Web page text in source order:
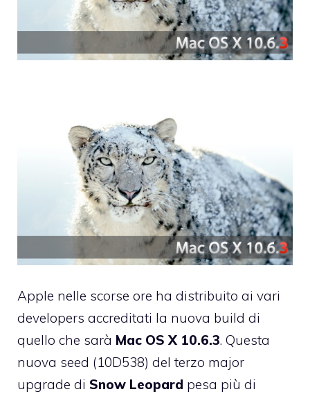
Apple nelle scorse ore ha distribuito ai vari
developers accreditati la nuova build di
quello che sarà Mac OS X 10.6.3. Questa
nuova seed (10D538) del terzo major
upgrade di Snow Leopard pesa più di